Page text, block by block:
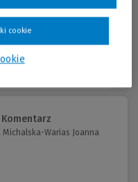
Warias Joanna
cookie